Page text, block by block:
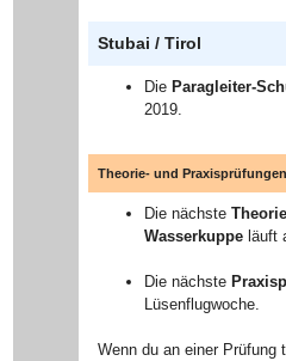
Stubai / Tirol
Die Paragleiter-
2019.
Theorie- und Praxisprüfungen
Die nächste
Wasserkuppe läuft
Die nächste
Lüsenflugwoche.
Wenn du an einer Prüfung